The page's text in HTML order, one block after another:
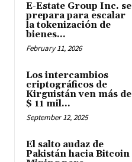
E-Estate Group Inc. se
prepara para escalar
la tokenización de
bienes...
February 11, 2026
Los intercambios
criptográficos de
Kirguistán ven más de
$ 11 mil...
September 12, 2025
El salto audaz de
Pakistán hacia Bitcoin